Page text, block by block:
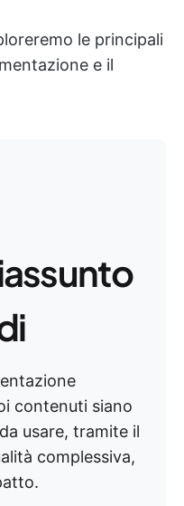
le principali
e il
contenuti siano
usare, tramite il
complessiva,